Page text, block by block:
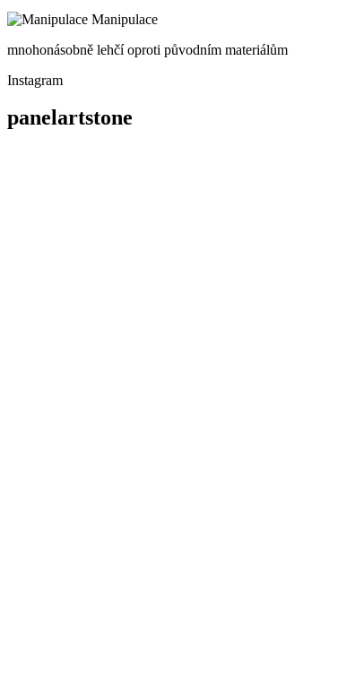
Manipulace
mnohonásobně lehčí oproti původním materiálům
Instagram
panelartstone